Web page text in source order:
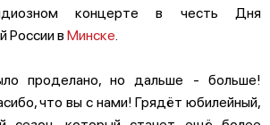
концерте в честь Дня
России вМинске
проделано, но дальше - больше!
что вы с нами! Грядёт юбилейный,